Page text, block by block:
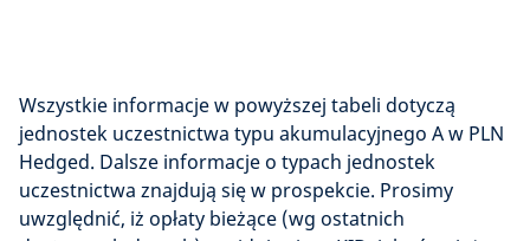
Wszystkie informacje w powyższej tabeli dotyczą
jednostek uczestnictwa typu akumulacyjnego A w PLN
Hedged. Dalsze informacje o typach jednostek
uczestnictwa znajdują się w prospekcie. Prosimy
uwzględnić, iż opłaty bieżące (wg ostatnich